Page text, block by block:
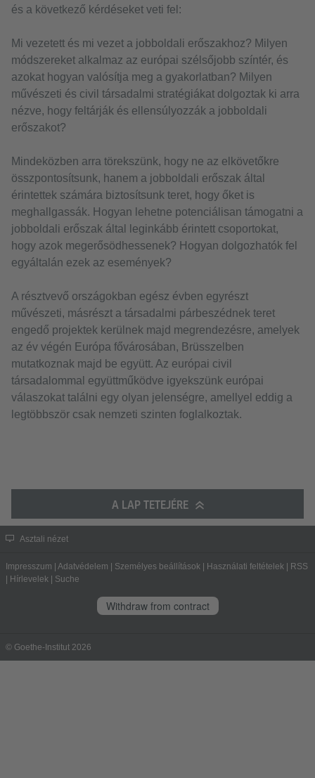
és a következő kérdéseket veti fel:
Mi vezetett és mi vezet a jobboldali erőszakhoz? Milyen
módszereket alkalmaz az európai szélsőjobb színtér, és
azokat hogyan valósítja meg a gyakorlatban? Milyen
művészeti és civil társadalmi stratégiákat dolgoztak ki arra
nézve, hogy feltárják és ellensúlyozzák a jobboldali
erőszakot?
Mindeközben arra törekszünk, hogy ne az elkövetőkre
összpontosítsunk, hanem a jobboldali erőszak által
érintettek számára biztosítsunk teret, hogy őket is
meghallgassák. Hogyan lehetne potenciálisan támogatni a
jobboldali erőszak által leginkább érintett csoportokat,
hogy azok megerősödhessenek? Hogyan dolgozhatók fel
egyáltalán ezek az események?
A résztvevő országokban egész évben egyrészt
művészeti, másrészt a társadalmi párbeszédnek teret
engedő projektek kerülnek majd megrendezésre, amelyek
az év végén Európa fővárosában, Brüsszelben
mutatkoznak majd be együtt. Az európai civil
társadalommal együttműködve igyekszünk európai
válaszokat találni egy olyan jelenségre, amellyel eddig a
legtöbbször csak nemzeti szinten foglalkoztak.
A LAP TETEJÉRE
Asztali nézet
Impresszum Adatvédelem Személyes beállítások Használati feltételek
RSS
Hírlevelek Suche
Withdraw from contract
© Goethe-Institut 2026